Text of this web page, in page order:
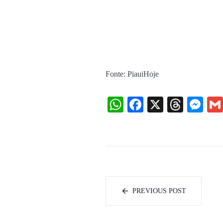
Fonte: PiauiHoje
WhatsApp
Facebook
X
PREVIOUS POST